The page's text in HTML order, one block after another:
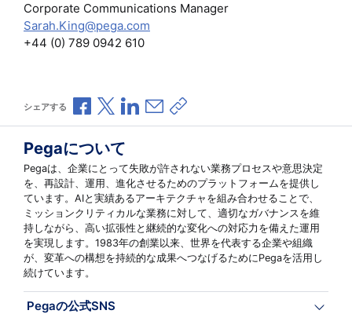
Corporate Communications Manager
Sarah.King@pega.com
+44 (0) 789 0942 610
シェアする Facebookで共有
Xで共有LinkedInで共有
メールで共有
共有リンクをコピー
Pegaについて
Pegaは、企業にとって失敗が許されない業務プロセスや意思決定
を、再設計、運用、進化させるためのプラットフォームを提供し
ています。AIと実績あるアーキテクチャを組み合わせることで、
ミッションクリティカルな業務に対して、適切なガバナンスを維
持しながら、高い拡張性と継続的な変化への対応力を備えた運用
を実現します。1983年の創業以来、世界を代表する企業や組織
が、変革への構想を持続的な成果へつなげるためにPegaを活用し
続けています。
Pegaの公式SNS